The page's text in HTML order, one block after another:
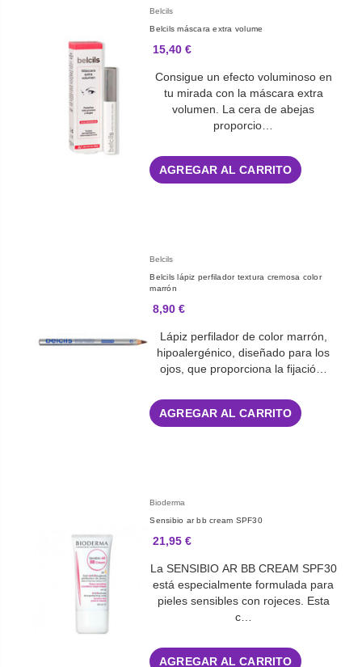
Belcils
Belcils máscara extra volume
15,40 €
Consigue un efecto voluminoso en
tu mirada con la máscara extra
volumen. La cera de abejas
proporcio…
AGREGAR AL CARRITO
Belcils
Belcils lápiz perfilador textura cremosa color
marrón
8,90 €
Lápiz perfilador de color marrón,
hipoalergénico, diseñado para los
ojos, que proporciona la fijació…
AGREGAR AL CARRITO
Bioderma
Sensibio ar bb cream SPF30
21,95 €
La SENSIBIO AR BB CREAM SPF30
está especialmente formulada para
pieles sensibles con rojeces. Esta
c…
AGREGAR AL CARRITO